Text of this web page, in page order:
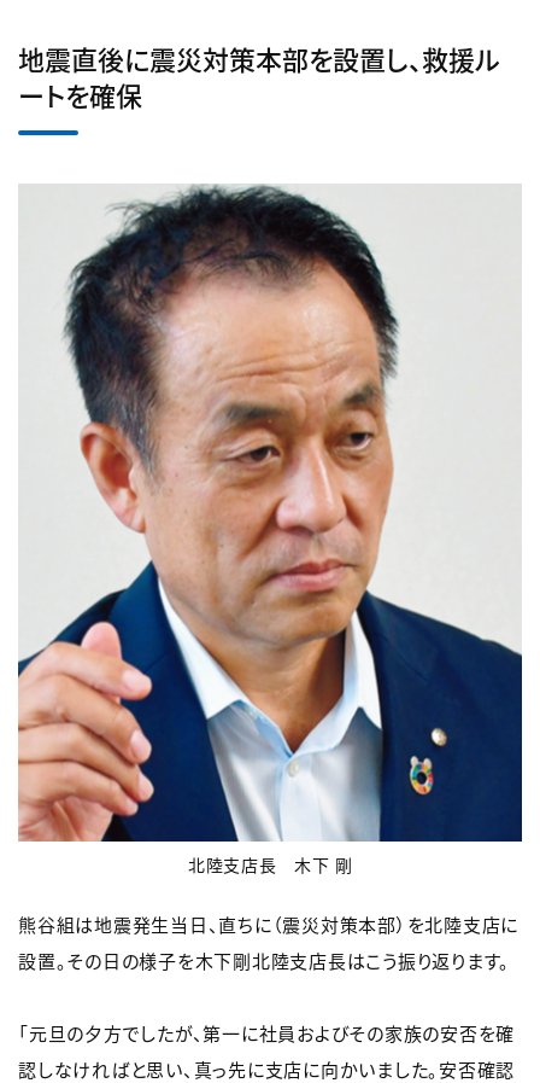
地震直後に震災対策本部を設置し、救援ル
ートを確保
北陸支店長 木下 剛
熊谷組は地震発生当日、直ちに（震災対策本部）を北陸支店に
設置。その日の様子を木下剛北陸支店長はこう振り返ります。
「元旦の夕方でしたが、第一に社員およびその家族の安否を確
認しなければと思い、真っ先に支店に向かいました。安否確認